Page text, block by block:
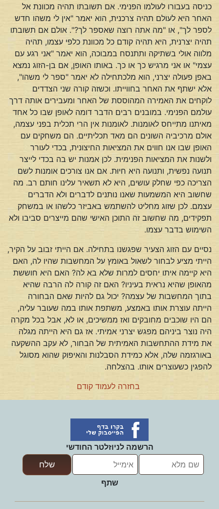
כניסה בעבורו לעולמו הפנימי. אם תשובתו תהיה מכוונת אל
האחר היא לעולם תהיה צרכנית, הוא יאמר "אין לי משהו חדש
לספר לך", או "מה אתה רוצה שאספר לך?". אולם אם תשובתו
תהיה יצרנית, היא תהיה קודם כל מכוונת כלפי עצמו, תהיה
מלווה אולי בשתיקה ותתנסח במבוכה, הוא יאמר "אני רגע עם
עצמי" או אני מרגיש כך או כך. באותו האופן, אם בן-הזוג נמצא
באפן פעולה יצרני, הוא מלכתחילה לא יאמר "ספר לי משהו",
אלא ישתף את האחר בחווייתו. וכשזה קורה שני הצדדים
לוקחים את האמירה המהוססת של האחר ומעבירים אותה דרך
עולמם הפנימי. במובנים רבים הדבר דומה לאופן שבו כל אחד
מאיתנו מתייחס לאומנות. לאומנות אין הרי תכלית בפני עצמה,
אולם מרכיביה השונים הם מאד תכליתיים. הם משחקים עם
האופן שבו אנו חווים את המציאות החיצונית, בכדי לעורר
ולשנות את המציאות הפנימית. לכן אמנות יש בה בכדי לייצר
תנועה נפשית, ותנועה היא חיוּת. אם אנו צורכים אומנות לשם
הצריכה כפי שחלק עושים, היא לא תשאיר עלינו חותם רב. מה
שחשוב היא המשמעות שאנו נותנים לדברים ולא הדברים
עצמם. לכן שזוג מחליט להשתמש באביזר כלשהו או במשחק
תפקידים, מה שחשוב זה התוכן האישי שהם מייצרים סביבו ולא
השימוש בדבר עצמו.
נסיים עם הזוג הצעיר שפגשנו בתחילה. אם הייתי זבוב על הקיר,
הייתי מציע לבחור לשאול באומץ על המחשבות שהיו לה, האם
היא קיימה איתו יחסים למרות שלא בא לה? האם היא חוששת
מהאופן שהיא נראית בעיניו? האם זה קורה לה הרבה שהיא
בתוך המחשבות של עצמה? יכול גם להיות שאם הבחורה
הייתה עוצרת אותו באמצע, משתפת אותו במה שעובר עליה,
הם היו שוכבים מחובקים ואז ממשיכים, או לא, אבל בכל מקרה
היה נוצר ביניהם מפגש יצרני אמיתי. אז גם היא הייתה מגלה
את מידת ההתחשבות האמיתית של הבחור, לא עקב ההשקעה
באורגזמה שלה, אלא כמידת הסבלנות והאיפוק שהוא מסוגל
להפגין כשעוצרים אותו. בהצלחה.
בחזרה לעמוד קודם
הרשמה לניוזלטר החודשי
שתף